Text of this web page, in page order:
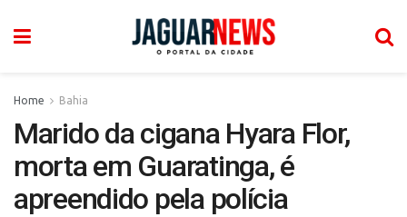
Home Bahia
Marido da cigana Hyara Flor,
morta em Guaratinga, é
apreendido pela polícia